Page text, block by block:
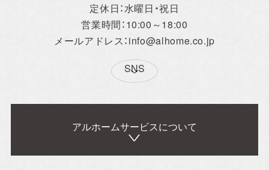
定休日：水曜日・祝日
営業時間：10:00～18:00
メールアドレス：info@alhome.co.jp
SNS
アルホームサービス
[@alhome2001]
Simplenoteの
[simplenote ibaraki
アルホームサービスについて